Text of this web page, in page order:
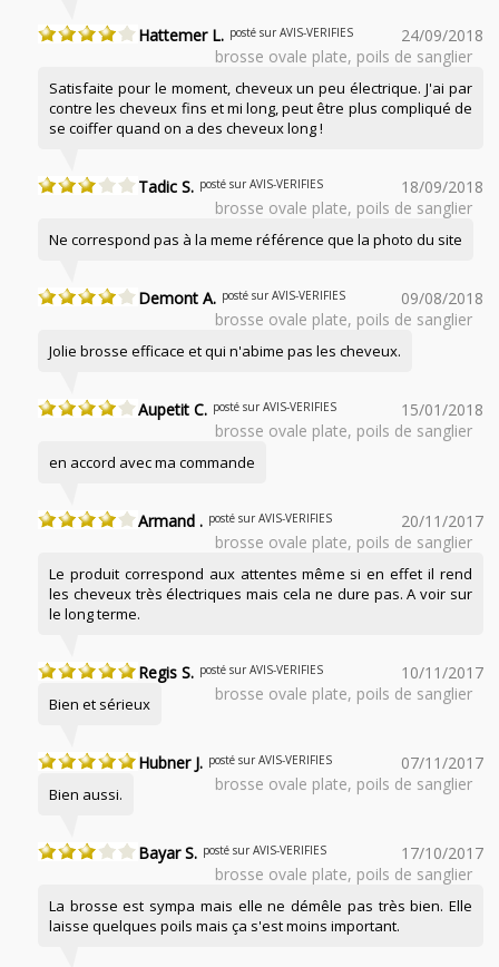
Hattemer L. posté sur AVIS-VERIFIES
24/09/2018
brosse ovale plate, poils de sanglier
Satisfaite pour le moment, cheveux un peu électrique. J'ai par
contre les cheveux fins et mi long, peut être plus compliqué de
se coiffer quand on a des cheveux long !
Tadic S. posté sur AVIS-VERIFIES
18/09/2018
brosse ovale plate, poils de sanglier
Ne correspond pas à la meme référence que la photo du site
Demont A. posté sur AVIS-VERIFIES
09/08/2018
brosse ovale plate, poils de sanglier
Jolie brosse efficace et qui n'abime pas les cheveux.
Aupetit C. posté sur AVIS-VERIFIES
15/01/2018
brosse ovale plate, poils de sanglier
en accord avec ma commande
Armand . posté sur AVIS-VERIFIES
20/11/2017
brosse ovale plate, poils de sanglier
Le produit correspond aux attentes même si en effet il rend
les cheveux très électriques mais cela ne dure pas. A voir sur
le long terme.
Regis S. posté sur AVIS-VERIFIES
10/11/2017
brosse ovale plate, poils de sanglier
Bien et sérieux
Hubner J. posté sur AVIS-VERIFIES
07/11/2017
brosse ovale plate, poils de sanglier
Bien aussi.
Bayar S. posté sur AVIS-VERIFIES
17/10/2017
brosse ovale plate, poils de sanglier
La brosse est sympa mais elle ne démêle pas très bien. Elle
laisse quelques poils mais ça s'est moins important.